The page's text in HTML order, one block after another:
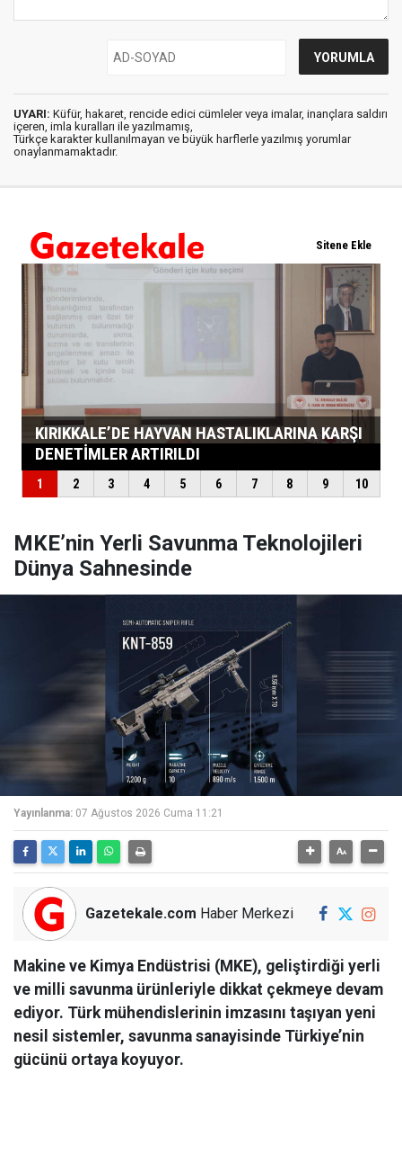
UYARI: Küfür, hakaret, rencide edici cümleler veya imalar, inançlara saldırı
içeren, imla kuralları ile yazılmamış,
Türkçe karakter kullanılmayan ve büyük harflerle yazılmış yorumlar
onaylanmamaktadır.
MKE’nin Yerli Savunma Teknolojileri
Dünya Sahnesinde
Yayınlanma: 07 Ağustos 2026 Cuma 11:21
Gazetekale.com Haber Merkezi
Makine ve Kimya Endüstrisi (MKE), geliştirdiği yerli
ve milli savunma ürünleriyle dikkat çekmeye devam
ediyor. Türk mühendislerinin imzasını taşıyan yeni
nesil sistemler, savunma sanayisinde Türkiye’nin
gücünü ortaya koyuyor.